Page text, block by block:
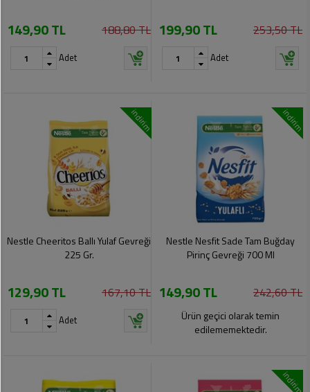
149,90 TL 188,80 TL
Adet
199,90 TL 253,50 TL
Adet
indirim
Nestle Cheeritos Ballı Yulaf Gevreği
225 Gr.
129,90 TL 167,10 TL
Adet
indirim
Nestle Nesfit Sade Tam Buğday
Pirinç Gevreği 700 Ml
149,90 TL 242,60 TL
Ürün geçici olarak temin
edilememektedir.
indirim